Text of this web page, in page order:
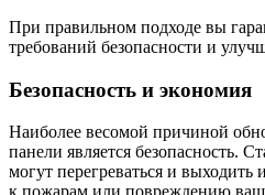
При правильном подходе вы
требований безопасности и
Безопасность и экономия
Наиболее весомой причиной
панели является безопасность.
могут перегреваться и выходить